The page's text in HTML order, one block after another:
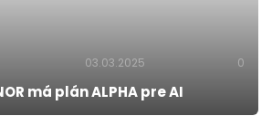
03.03.2025 0
má plán ALPHA pre AI